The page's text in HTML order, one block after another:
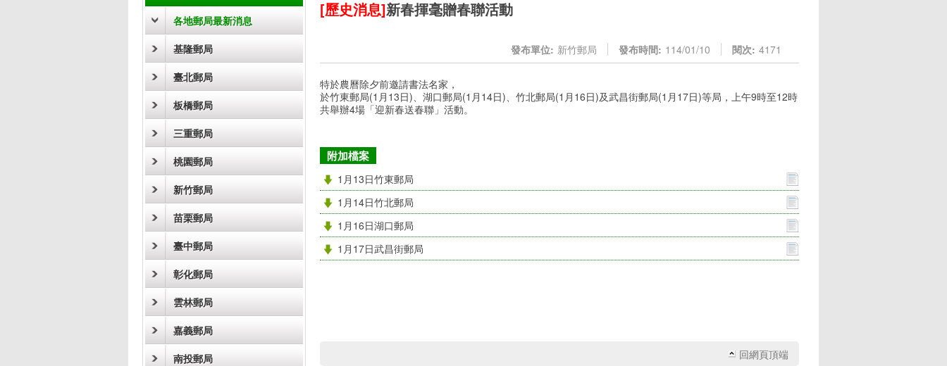
各地郵局最新消息
基隆郵局
臺北郵局
板橋郵局
三重郵局
桃園郵局
新竹郵局
苗栗郵局
臺中郵局
彰化郵局
雲林郵局
嘉義郵局
南投郵局
[歷史消息]新春揮毫贈春聯活動
發布單位: 新竹郵局 發布時間: 114/01/10 閱次: 4171
特於農曆除夕前邀請書法名家，
於竹東郵局(1月13日)、湖口郵局(1月14日)、竹北郵局(1月16日)及武昌街郵局(1月17日)等局，上午9時至12時
共舉辦4場「迎新春送春聯」活動。
附加檔案
1月13日竹東郵局
1月14日竹北郵局
1月16日湖口郵局
1月17日武昌街郵局
回網頁頂端